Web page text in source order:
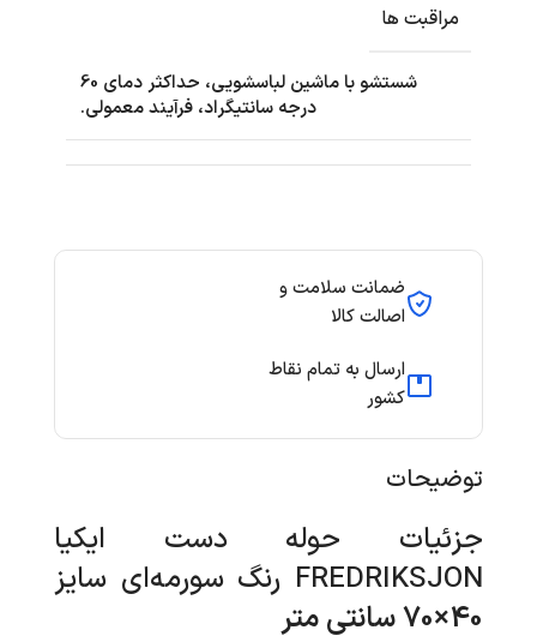
ضمانت سلامت و
اصالت کالا
ارسال به تمام نقاط
کشور
توضیحات
جزئیات حوله دست ایکیا
FREDRIKSJON رنگ سورمه‌ای سایز
40×70 سانتی متر
مراقبت ها
شستشو با ماشین لباسشویی، حداکثر دمای 60
درجه سانتیگراد، فرآیند معمولی.